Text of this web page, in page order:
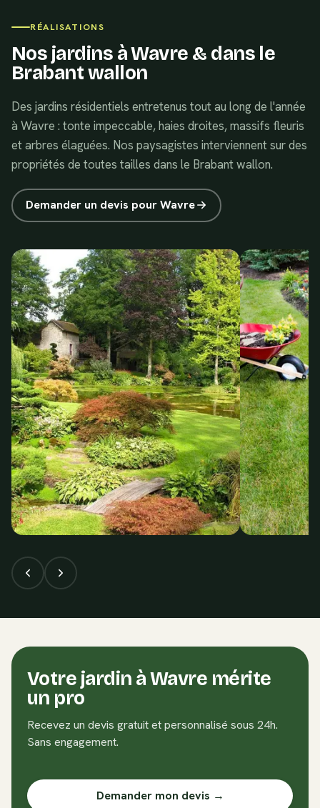
RÉALISATIONS
Nos jardins àWavre & dans le
Brabant wallon
Des jardins résidentiels entretenus tout au long de l'année
à Wavre : tonte impeccable, haies droites, massifs fleuris
et arbres élaguées. Nos paysagistes interviennent sur des
propriétés de toutes tailles dans le Brabant wallon.
Demander un devis pourWavre
Votre jardin àWavre mérite
un pro
Recevez un devis gratuit et personnalisé sous 24h.
Sans engagement.
Demander mon devis →